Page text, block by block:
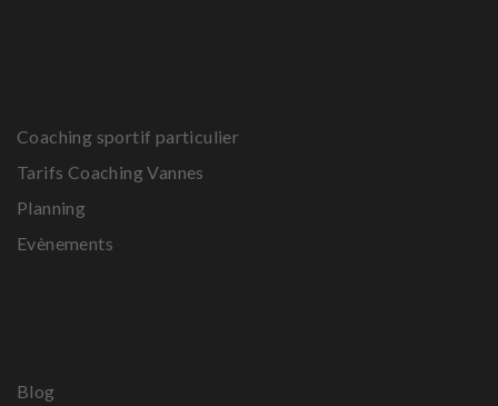
Coaching sportif particulier
Tarifs Coaching Vannes
Planning
Evènements
Blog